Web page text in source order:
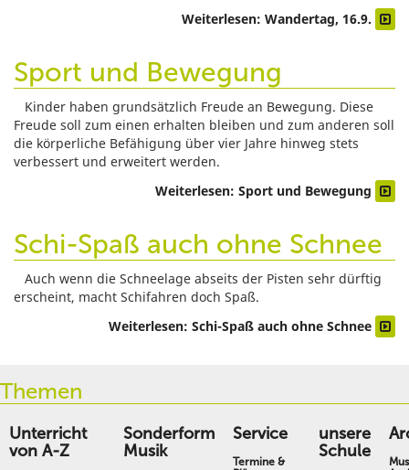
Weiterlesen: Wandertag, 16.9.
Sport und Bewegung
Kinder haben grundsätzlich Freude an Bewegung. Diese
Freude soll zum einen erhalten bleiben und zum anderen soll
die körperliche Befähigung über vier Jahre hinweg stets
verbessert und erweitert werden.
Weiterlesen: Sport und Bewegung
Schi-Spaß auch ohne Schnee
Auch wenn die Schneelage abseits der Pisten sehr dürftig
erscheint, macht Schifahren doch Spaß.
Weiterlesen: Schi-Spaß auch ohne Schnee
Themen
Unterricht
von A-Z
Sonderform
Musik
Service
Termine &
unsere
Schule